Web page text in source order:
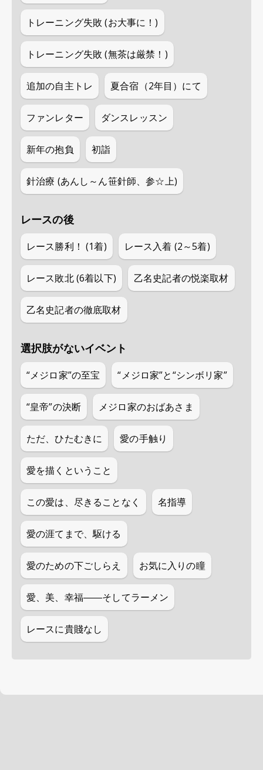
トレーニング失敗 (お大事に！)
トレーニング失敗 (無茶は厳禁！)
追加の自主トレ 夏合宿（2年目）にて
ファンレター ダンスレッスン
新年の抱負 初詣
針治療 (あんし～ん笹針師、参☆上)
レースの後
レース勝利！ (1着) レース入着 (2～5着)
レース敗北 (6着以下) 乙名史記者の悦楽取材
乙名史記者の徹底取材
選択肢がないイベント
“メジロ家”の至宝 “メジロ家”と“シンボリ家”
“皇帝”の決断 メジロ家のおばあさま
ただ、ひたむきに 愛の手触り
愛を描くということ
この愛は、尽きることなく 名指導
愛の涯てまで、駆ける
愛のための下ごしらえ お気に入りの瞳
愛、美、幸福――そしてラーメン
レースに貴賤なし